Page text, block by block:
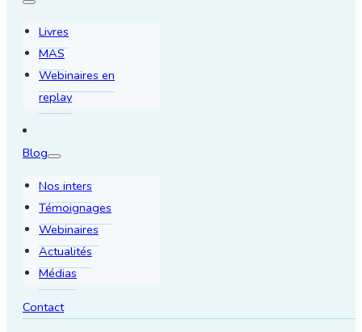
Livres
MAS
Webinaires en
replay
Blog
Nos inters
Témoignages
Webinaires
Actualités
Médias
Contact